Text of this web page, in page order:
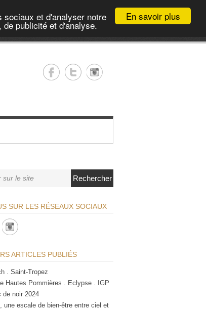
En savoir plus
sociaux et d'analyser notre
publicité et d'analyse.
Rechercher
SUR LES RÉSEAUX SOCIAUX
ARTICLES PUBLIÉS
. Saint-Tropez
Hautes Pommières . Eclypse . IGP
de noir 2024
une escale de bien-être entre ciel et